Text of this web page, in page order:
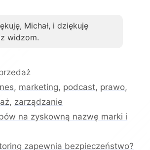
Michał, i dziękuję
widzom.
, marketing, podcast, prawo,
, zarządzanie
na zyskowną nazwę marki i
zapewnia bezpieczeństwo?